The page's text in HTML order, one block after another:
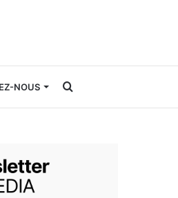
NOUS Rechercher